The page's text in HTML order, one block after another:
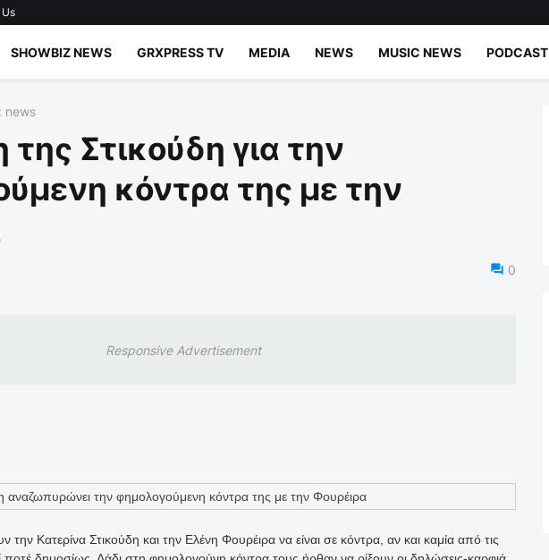
SHOWBIZ NEWS GRXPRESS TV MEDIA NEWS MUSIC NEWS PODCAST
news
Στικούδη για την
κόντρα της με την
0
Responsive Advertisement
την Κατερίνα Στικούδη και την Ελένη Φουρέιρα να είναι σε κόντρα, αν και καμία από τις